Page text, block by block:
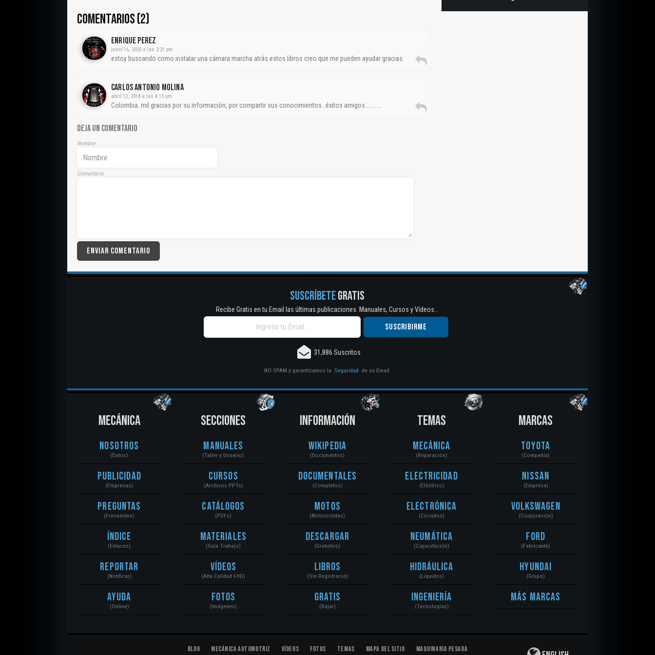
COMENTARIOS (2)
ENRIQUE PEREZ
junio 16, 2020 a las 2:21 pm
estoy buscando como instalar una cámara marcha atrás estos libros creo que me pueden ayudar gracias.
CARLOS ANTONIO MOLINA
abril 12, 2018 a las 4:13 pm
Colombia..mil gracias por su información, por compartir sus conocimientos…éxitos amigos………….
DEJA UN COMENTARIO
Nombre
Comentario
SUSCRÍBETEGRATIS
Recibe Gratis en tu Email las últimas publicaciones. Manuales, Cursos y Vídeos...
31,886 Suscritos
NO SPAM y garantizamos la Seguridad de su Email.
MECÁNICA
Nosotros
(Datos)
Publicidad
(Empresas)
Preguntas
(Frecuentes)
Índice
(Enlaces)
Reportar
(Notificar)
Ayuda
(Online)
SECCIONES
Manuales
(Taller y Usuario)
Cursos
(Archivos PPTs)
Catálogos
(PDFs)
Materiales
(Guía Trabajo)
Vídeos
(Alta Calidad FHD)
Fotos
(Imágenes)
INFORMACIÓN
Wikipedia
(Documentos)
Documentales
(Completos)
Motos
(Motocicletas)
Descargar
(Gratuitos)
Libros
(Sin Registrarse)
Gratis
(Bajar)
TEMAS
Mecánica
(Reparación)
Electricidad
(Eléctrico)
Electrónica
(Circuitos)
Neumática
(Capacitación)
Hidráulica
(Líquidos)
Ingeniería
(Tecnologías)
MARCAS
Toyota
(Compañía)
Nissan
(Empresa)
Volkswagen
(Corporación)
Ford
(Fabricante)
Hyundai
(Grupo)
Más Marcas
Blog Mecánica Automotriz Vídeos Fotos Temas Mapa del Sitio Maquinaria Pesada